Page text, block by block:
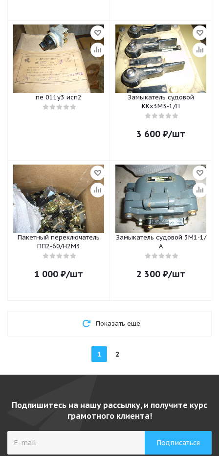
пе 011у3 исп2
Замыкатель судовой
ККх3М3-1/П
3 600 ₽/шт
Пакетный переключатель
ПП2-60/Н2М3
1 000 ₽/шт
Замыкатель судовой 3М1-1/
А
2 300 ₽/шт
Показать еще
1 2
Подпишитесь на нашу рассылку, и получите курс
грамотного клиента!